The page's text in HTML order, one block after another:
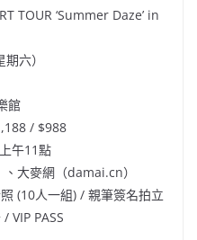
TOUR ‘Summer Daze’ in
六）
館
/ $988
午11點
大麥網（damai.cn）
(10人一組) / 親筆簽名拍立
VIP PASS